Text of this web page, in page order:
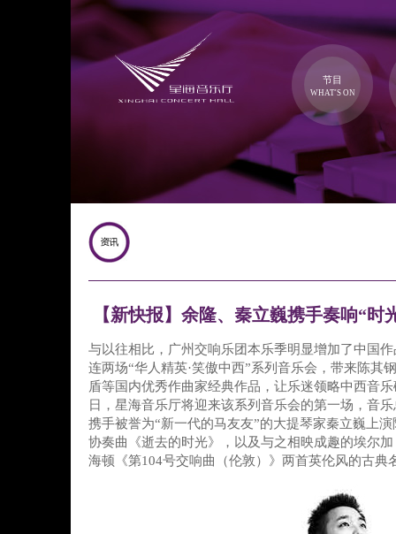
节目
WHAT'S ON
【新快报】余隆、秦立巍携手奏响“时
与以往相比，广州交响乐团本乐季明显增加了中国
连两场“华人精英·笑傲中西”系列音乐会，带来陈其
盾等国内优秀作曲家经典作品，让乐迷领略中西音
日，星海音乐厅将迎来该系列音乐会的第一场，音
携手被誉为“新一代的马友友”的大提琴家秦立巍上
协奏曲《逝去的时光》，以及与之相映成趣的埃尔
海顿《第104号交响曲（伦敦）》两首英伦风的古典